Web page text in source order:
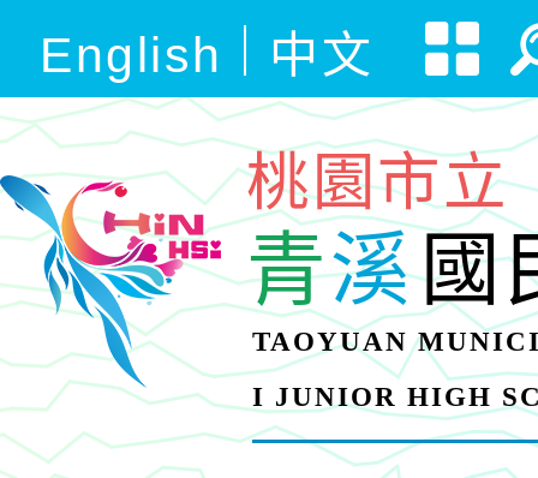
English 中文
桃園市立
青溪國
TAOYUAN
I JUNIOR HIGH